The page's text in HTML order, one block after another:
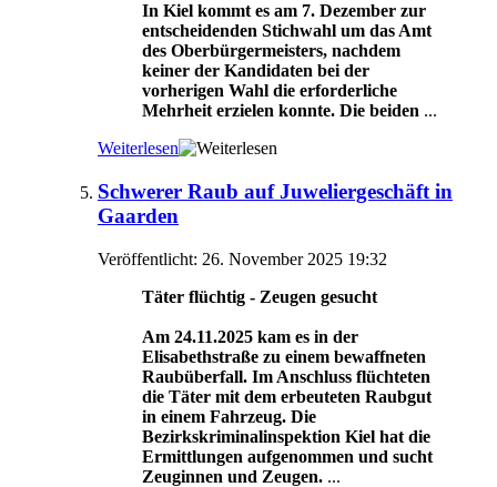
In Kiel kommt es am 7. Dezember zur
entscheidenden Stichwahl um das Amt
des Oberbürgermeisters, nachdem
keiner der Kandidaten bei der
vorherigen Wahl die erforderliche
Mehrheit erzielen konnte. Die beiden ...
Weiterlesen
Schwerer Raub auf Juweliergeschäft in
Gaarden
Veröffentlicht: 26. November 2025 19:32
Täter flüchtig - Zeugen gesucht
Am 24.11.2025 kam es in der
Elisabethstraße zu einem bewaffneten
Raubüberfall. Im Anschluss flüchteten
die Täter mit dem erbeuteten Raubgut
in einem Fahrzeug. Die
Bezirkskriminalinspektion Kiel hat die
Ermittlungen aufgenommen und sucht
Zeuginnen und Zeugen. ...